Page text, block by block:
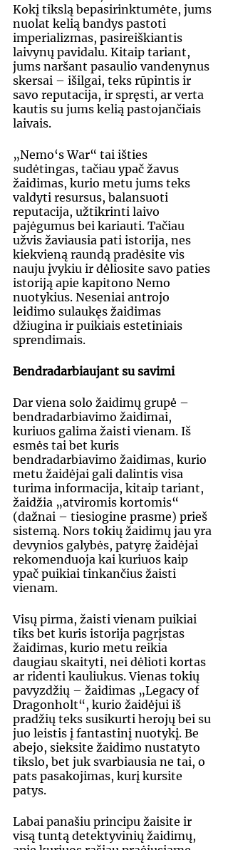
Kokį tikslą bepasirinktumėte, jums
nuolat kelią bandys pastoti
imperializmas, pasireiškiantis
laivynų pavidalu. Kitaip tariant,
jums naršant pasaulio vandenynus
skersai – išilgai, teks rūpintis ir
savo reputacija, ir spręsti, ar verta
kautis su jums kelią pastojančiais
laivais.
„Nemo‘s War“ tai išties
sudėtingas, tačiau ypač žavus
žaidimas, kurio metu jums teks
valdyti resursus, balansuoti
reputacija, užtikrinti laivo
pajėgumus bei kariauti. Tačiau
užvis žaviausia pati istorija, nes
kiekvieną raundą pradėsite vis
nauju įvykiu ir dėliosite savo paties
istoriją apie kapitono Nemo
nuotykius. Neseniai antrojo
leidimo sulaukęs žaidimas
džiugina ir puikiais estetiniais
sprendimais.
Bendradarbiaujant su savimi
Dar viena solo žaidimų grupė –
bendradarbiavimo žaidimai,
kuriuos galima žaisti vienam. Iš
esmės tai bet kuris
bendradarbiavimo žaidimas, kurio
metu žaidėjai gali dalintis visa
turima informacija, kitaip tariant,
žaidžia „atviromis kortomis“
(dažnai – tiesiogine prasme) prieš
sistemą. Nors tokių žaidimų jau yra
devynios galybės, patyrę žaidėjai
rekomenduoja kai kuriuos kaip
ypač puikiai tinkančius žaisti
vienam.
Visų pirma, žaisti vienam puikiai
tiks bet kuris istorija pagrįstas
žaidimas, kurio metu reikia
daugiau skaityti, nei dėlioti kortas
ar ridenti kauliukus. Vienas tokių
pavyzdžių – žaidimas „Legacy of
Dragonholt“, kurio žaidėjui iš
pradžių teks susikurti herojų bei su
juo leistis į fantastinį nuotykį. Be
abejo, sieksite žaidimo nustatyto
tikslo, bet juk svarbiausia ne tai, o
pats pasakojimas, kurį kursite
patys.
Labai panašiu principu žaisite ir
visą tuntą detektyvinių žaidimų,